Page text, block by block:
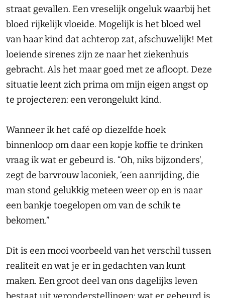
straat gevallen. Een vreselijk ongeluk waarbij het
bloed rijkelijk vloeide. Mogelijk is het bloed wel
van haar kind dat achterop zat, afschuwelijk! Met
loeiende sirenes zijn ze naar het ziekenhuis
gebracht. Als het maar goed met ze afloopt. Deze
situatie leent zich prima om mijn eigen angst op
te projecteren: een verongelukt kind.
Wanneer ik het café op diezelfde hoek
binnenloop om daar een kopje koffie te drinken
vraag ik wat er gebeurd is. “Oh, niks bijzonders’,
zegt de barvrouw laconiek, ‘een aanrijding, die
man stond gelukkig meteen weer op en is naar
een bankje toegelopen om van de schik te
bekomen.”
Dit is een mooi voorbeeld van het verschil tussen
realiteit en wat je er in gedachten van kunt
maken. Een groot deel van ons dagelijks leven